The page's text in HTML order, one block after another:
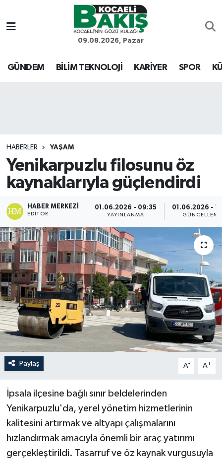
09.08.2026, Pazar
GÜNDEM BİLİM TEKNOLOJİ KARİYER SPOR
HABERLER YAŞAM
Yenikarpuzlu filosunu öz
kaynaklarıyla güçlendirdi
HABER MERKEZI
EDITÖR
01.06.2026 - 09:35
YAYINLANMA
01.06.2026 -
GÜNCELLEME
Paylaş A- A+
İpsala ilçesine bağlı sınır beldelerinden
Yenikarpuzlu'da, yerel yönetim hizmetlerinin
kalitesini artırmak ve altyapı çalışmalarını
hızlandırmak amacıyla önemli bir araç yatırımı
gerçekleştirildi. Tasarruf ve öz kaynak vurgusuyla
Kocaeli Nöbetçi Eczaneler
Kocaeli Hava Durumu
Son Dakika Haberleri
Haber Arşivi